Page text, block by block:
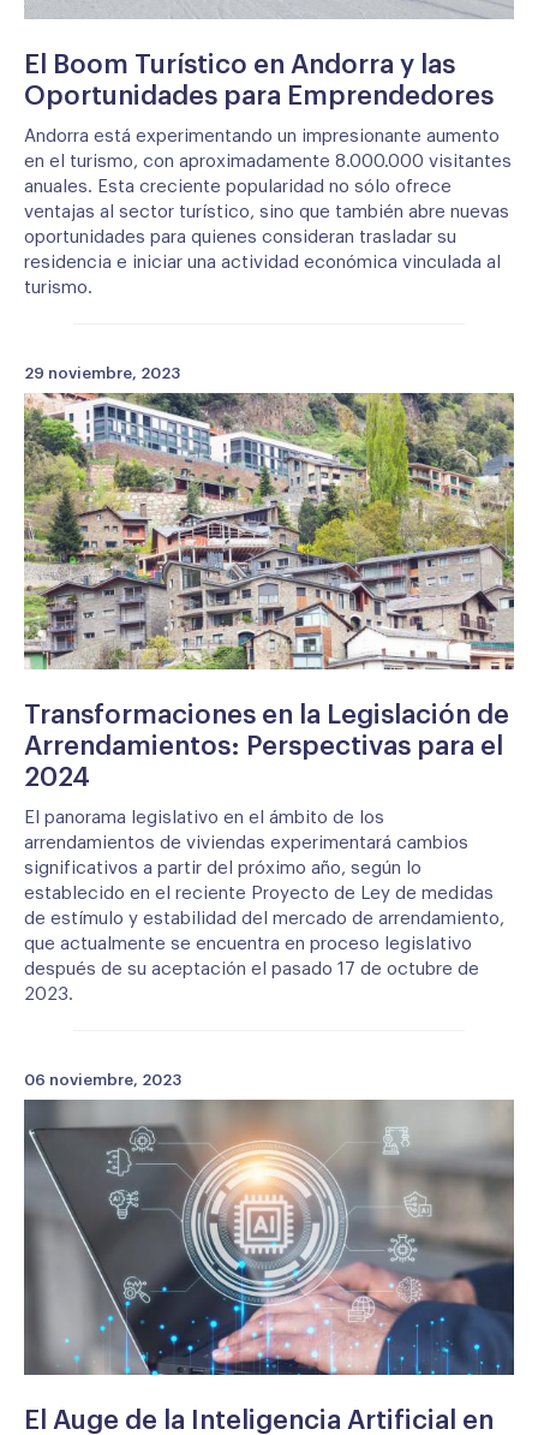
El Boom Turístico en Andorra y las
Oportunidades para Emprendedores
Andorra está experimentando un impresionante aumento
en el turismo, con aproximadamente 8.000.000 visitantes
anuales. Esta creciente popularidad no sólo ofrece
ventajas al sector turístico, sino que también abre nuevas
oportunidades para quienes consideran trasladar su
residencia e iniciar una actividad económica vinculada al
turismo.
Transformaciones en la Legislación de
Arrendamientos: Perspectivas para el
2024
El panorama legislativo en el ámbito de los
arrendamientos de viviendas experimentará cambios
significativos a partir del próximo año, según lo
establecido en el reciente Proyecto de Ley de medidas
de estímulo y estabilidad del mercado de arrendamiento,
que actualmente se encuentra en proceso legislativo
después de su aceptación el pasado 17 de octubre de
2023.
29 noviembre, 2023
El Auge de la Inteligencia Artificial en
06 noviembre, 2023